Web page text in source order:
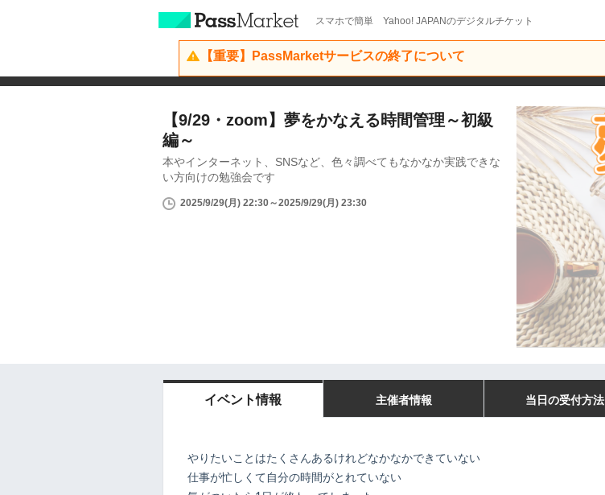
スマホで簡単 Yahoo! JAPANのデジタルチケット
【重要】PassMarketサービスの終了について
【9/29・zoom】夢をかなえる時間管理～初級
編～
本やインターネット、SNSなど、色々調べてもなかなか実践できな
い方向けの勉強会です
2025/9/29(月) 22:30～2025/9/29(月) 23:30
イベント情報 主催者情報 当日の受付方法
やりたいことはたくさんあるけれどなかなかできていない
仕事が忙しくて自分の時間がとれていない